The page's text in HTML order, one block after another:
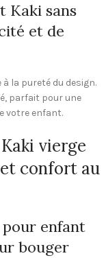
Kaki sans
et de
la pureté du design.
parfait pour une
votre enfant.
vierge
confort au
enfant
bouger